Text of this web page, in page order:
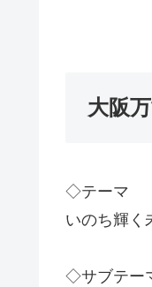
大阪
◇テーマ
いのち輝く
◇サブテー